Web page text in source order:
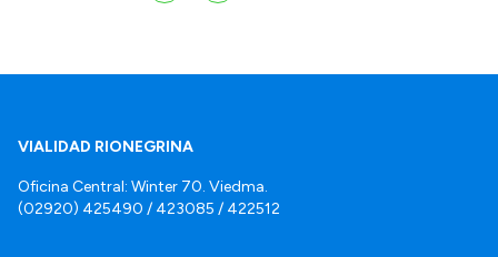
VIALIDAD RIONEGRINA
Oficina Central: Winter 70. Viedma.
(02920) 425490 / 423085 / 422512